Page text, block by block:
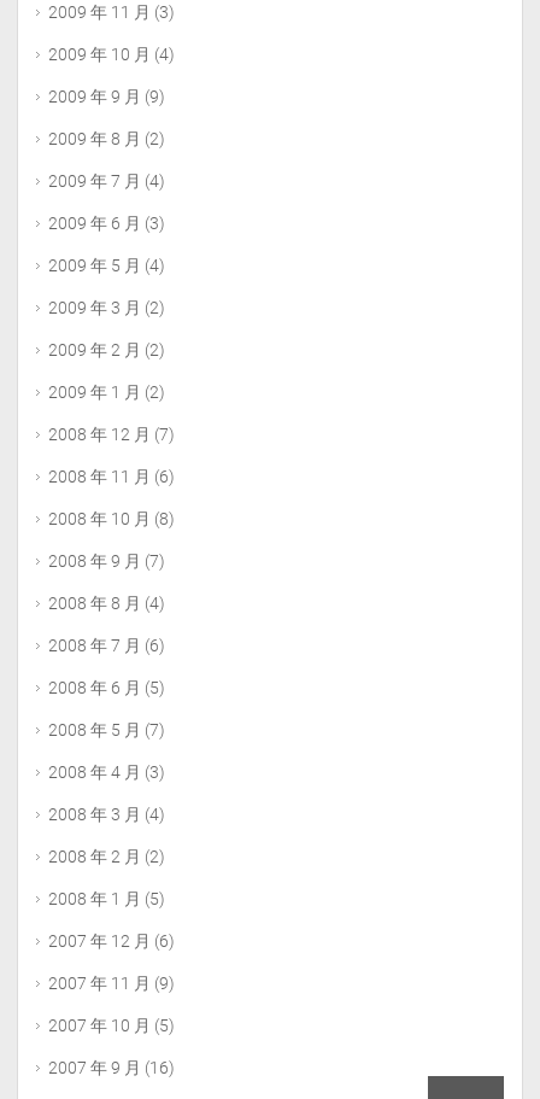
2009 年 11 月 (3)
2009 年 10 月 (4)
2009 年 9 月 (9)
2009 年 8 月 (2)
2009 年 7 月 (4)
2009 年 6 月 (3)
2009 年 5 月 (4)
2009 年 3 月 (2)
2009 年 2 月 (2)
2009 年 1 月 (2)
2008 年 12 月 (7)
2008 年 11 月 (6)
2008 年 10 月 (8)
2008 年 9 月 (7)
2008 年 8 月 (4)
2008 年 7 月 (6)
2008 年 6 月 (5)
2008 年 5 月 (7)
2008 年 4 月 (3)
2008 年 3 月 (4)
2008 年 2 月 (2)
2008 年 1 月 (5)
2007 年 12 月 (6)
2007 年 11 月 (9)
2007 年 10 月 (5)
2007 年 9 月 (16)